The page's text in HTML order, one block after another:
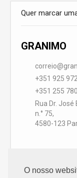
O nosso
Quer marcar
GRANIMO
+351 925
+351 255
Rua Dr. José
n.° 75,
4580-123